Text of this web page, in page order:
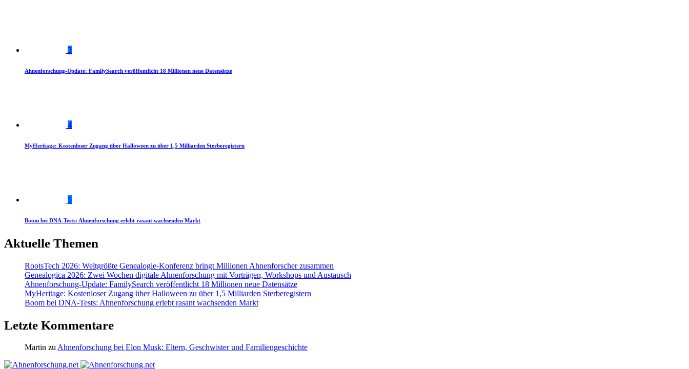
3
Ahnenforschung-Update: FamilySearch veröffentlicht 18 Millionen neue Datensätze
4
MyHeritage: Kostenloser Zugang über Halloween zu über 1,5 Milliarden Sterberegistern
5
Boom bei DNA-Tests: Ahnenforschung erlebt rasant wachsenden Markt
Aktuelle Themen
RootsTech 2026: Weltgrößte Genealogie-Konferenz bringt Millionen Ahnenforscher zusammen
Genealogica 2026: Zwei Wochen digitale Ahnenforschung mit Vorträgen, Workshops und Austausch
Ahnenforschung-Update: FamilySearch veröffentlicht 18 Millionen neue Datensätze
MyHeritage: Kostenloser Zugang über Halloween zu über 1,5 Milliarden Sterberegistern
Boom bei DNA-Tests: Ahnenforschung erlebt rasant wachsenden Markt
Letzte Kommentare
Martin zu Ahnenforschung bei Elon Musk: Eltern, Geschwister und Familiengeschichte